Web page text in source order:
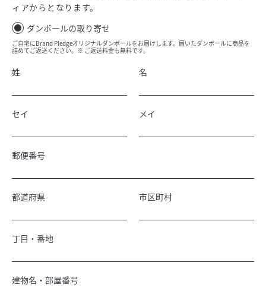
ィアからとなります。
ダンボールの取り寄せ
ご自宅にBrand Pledgeオリジナルダンボールをお届けします。届いたダンボールに商品を
詰めてご返送ください。※ ご返送料金も無料です。
姓 名
セイ メイ
郵便番号
都道府県 市区町村
丁目・番地
建物名・部屋番号